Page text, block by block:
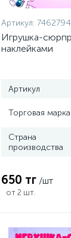
Артикул: 7462794
Игрушка-
наклейками
Артикул
Торговая марка
Страна
производства
650 тг /шт
от 2 шт.